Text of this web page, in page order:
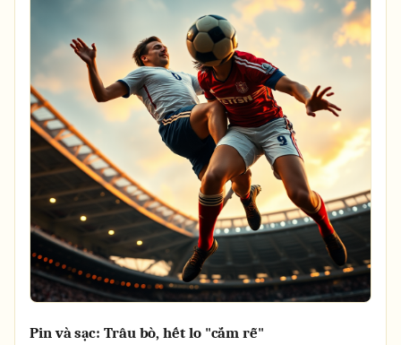
Pin và sạc: Trâu bò, hết lo "cắm rễ"